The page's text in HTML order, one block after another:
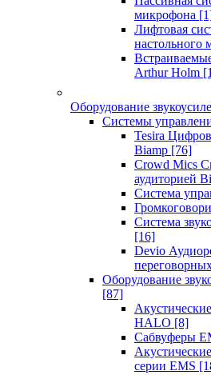
микрофона
Лифтовая
настольного
Arthur Holm
Оборудование
Системы
Tesira
Biamp [76]
Crowd Mics
аудиторией
Система
Система
[16]
Devio
Оборудование
[87]
HALO [8]
Сабвуферы
серии EMS